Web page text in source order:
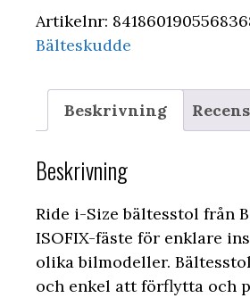
Artikelnr:
Bälteskudde
Beskrivning
Beskrivning
Ride i-Size bältesstol från
ISOFIX-fäste för enklare
olika bilmodeller.
och enkel att förflytta och